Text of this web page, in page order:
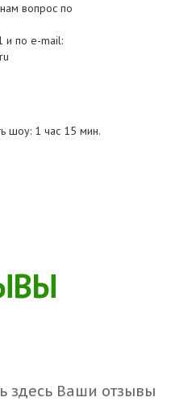
вопрос по
и по e-mail:
шоу: 1 час 15 мин.
здесь Ваши отзывы